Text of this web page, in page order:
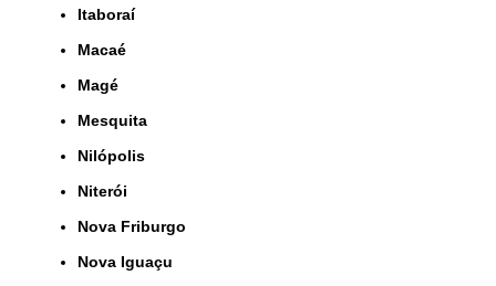
Itaboraí
Macaé
Magé
Mesquita
Nilópolis
Niterói
Nova Friburgo
Nova Iguaçu